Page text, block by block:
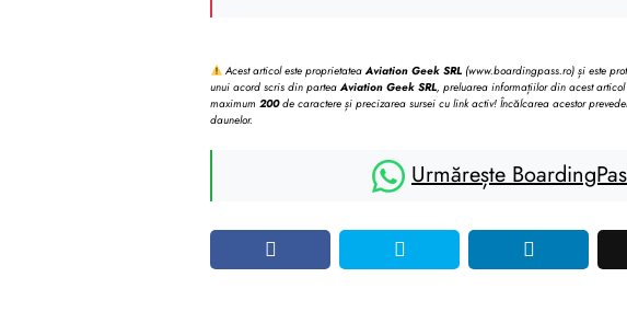
Acest articol este proprietateaAviation Geek SRL (www.boardingpass.ro) și este
unui acord scris din partea Aviation Geek SRL, preluarea informațiilor din acest
maximum 200de caractere și precizarea sursei cu link activ! Încălcarea acestor
daunelor.
Urmărește